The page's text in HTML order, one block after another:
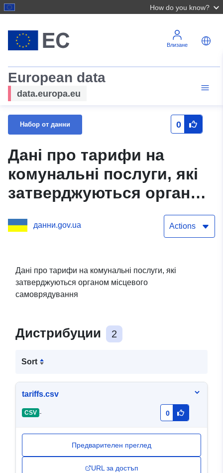
How do you know?
Влизане
European data
data.europa.eu
Набор от данни 0
Дані про тарифи на
комунальні послуги, які
затверджуються органом
самоврядування
данни.gov.ua Actions
Дані про тарифи на комунальні послуги, які
затверджуються органом місцевого
самоврядування
Дистрибуции 2
Sort
tariffs.csv
CSV - 0
Предварителен преглед
URL за достъп